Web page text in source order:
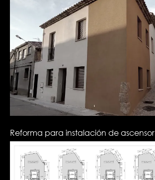
Reforma para instalación de ascensor